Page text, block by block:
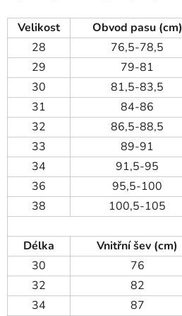
Velikost Obvod pasu (cm)
28
76,5-78,5
29
79-81
30
81,5-83,5
31
84-86
32
86,5-88,5
33
89-91
34
91,5-95
36
95,5-100
38
100,5-105
Délka
Vnitřní šev (cm)
30
76
32
82
34
87